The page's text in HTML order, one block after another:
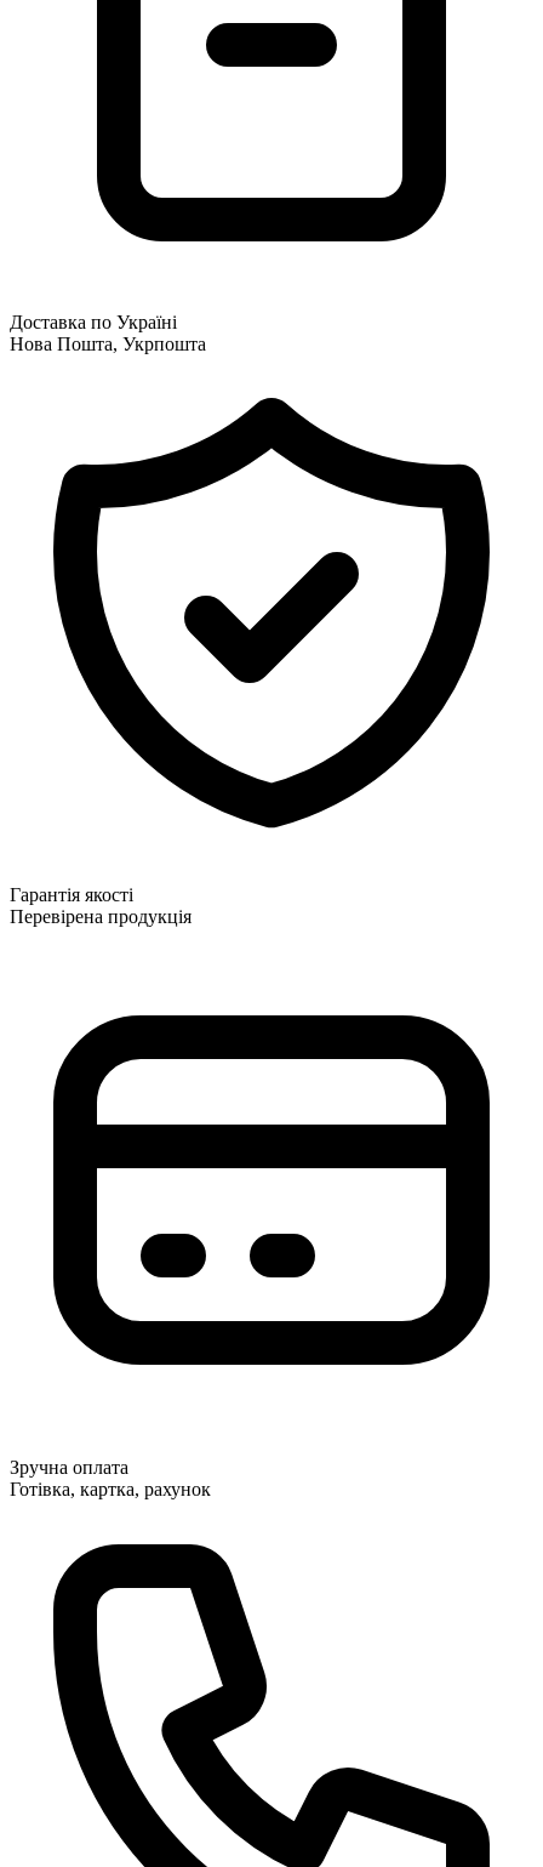
Доставка по Україні
Нова Пошта, Укрпошта
Гарантія якості
Перевірена продукція
Зручна оплата
Готівка, картка, рахунок